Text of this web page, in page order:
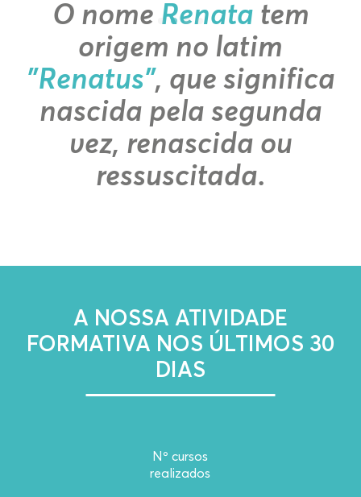
O nome Renata tem
origem no latim
"Renatus", que significa
nascida pela segunda
vez, renascida ou
ressuscitada.
A NOSSA ATIVIDADE
FORMATIVA NOS ÚLTIMOS 30
DIAS
Nº cursos
realizados